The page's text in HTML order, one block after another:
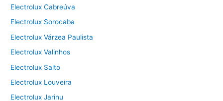
Electrolux Cabreúva
Electrolux Sorocaba
Electrolux Várzea Paulista
Electrolux Valinhos
Electrolux Salto
Electrolux Louveira
Electrolux Jarinu